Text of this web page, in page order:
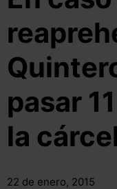
pasar
la
22 de enero, 2015